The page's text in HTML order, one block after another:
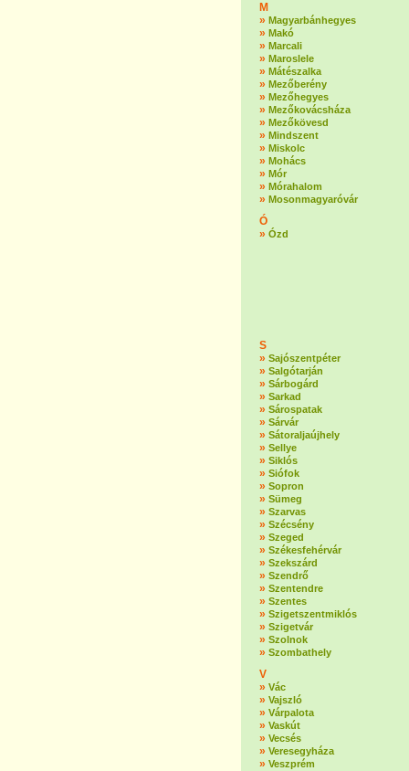
M
» Magyarbánhegyes
» Makó
» Marcali
» Maroslele
» Mátészalka
» Mezőberény
» Mezőhegyes
» Mezőkovácsháza
» Mezőkövesd
» Mindszent
» Miskolc
» Mohács
» Mór
» Mórahalom
» Mosonmagyaróvár
Ó
» Ózd
S
» Sajószentpéter
» Salgótarján
» Sárbogárd
» Sarkad
» Sárospatak
» Sárvár
» Sátoraljaújhely
» Sellye
» Siklós
» Siófok
» Sopron
» Sümeg
» Szarvas
» Szécsény
» Szeged
» Székesfehérvár
» Szekszárd
» Szendrő
» Szentendre
» Szentes
» Szigetszentmiklós
» Szigetvár
» Szolnok
» Szombathely
V
» Vác
» Vajszló
» Várpalota
» Vaskút
» Vecsés
» Veresegyháza
» Veszprém